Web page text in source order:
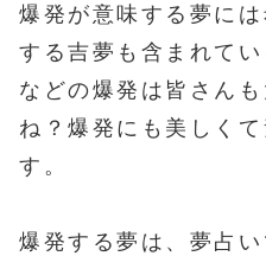
爆発が意味する夢に
する吉夢も含まれて
などの爆発は皆さん
ね？爆発にも美しく
す。
爆発する夢は、夢占